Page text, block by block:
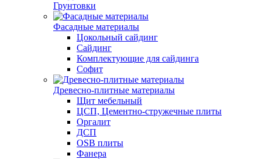
Грунтовки
Фасадные материалы
Цокольный сайдинг
Сайдинг
Комплектующие для сайдинга
Софит
Древесно-плитные материалы
Щит мебельный
ЦСП, Цементно-стружечные плиты
Оргалит
ДСП
OSB плиты
Фанера